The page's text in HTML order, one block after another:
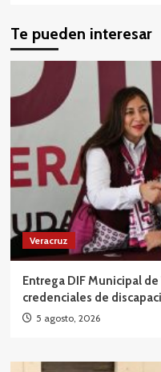
Te pueden interesar
Veracruz
Entrega DIF Municipal
credenciales de
5 agosto, 2026